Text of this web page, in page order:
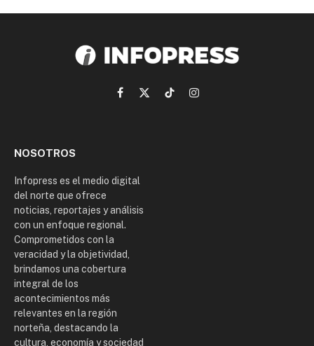
Facebook
X
TikTokInstagram
NOSOTROS
Infopress es el medio digital
del norte que ofrece
noticias, reportajes y análisis
con un enfoque regional.
Comprometidos con la
veracidad y la objetividad,
brindamos una cobertura
integral de los
acontecimientos más
relevantes en la región
norteña, destacando la
cultura, economía y sociedad